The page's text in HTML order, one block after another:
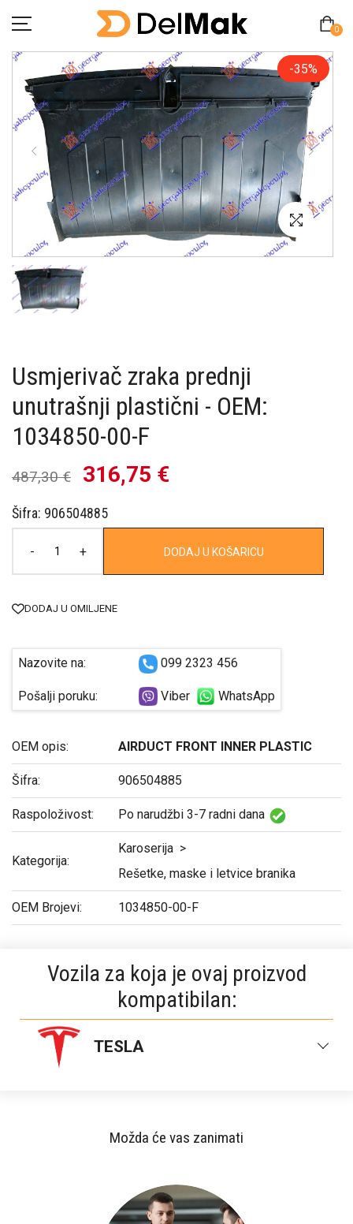
0
Početna
O Nama
Pitanja
Zamjena proizvoda
MY ACCOUNT
-35%
Usmjerivač zraka prednji
unutrašnji plastični - OEM:
1034850-00-F
487,30 € 316,75 €
Šifra: 906504885
- + DODAJ U KOŠARICU
DODAJ U OMILJENE
Nazovite na: 099 2323 456
Pošalji poruku: Viber WhatsApp
OEM opis: AIRDUCT FRONT INNER PLASTIC
Šifra: 906504885
Raspoloživost: Po narudžbi 3-7 radni dana
Kategorija:
Karoserija >
Rešetke, maske i letvice branika
OEM Brojevi: 1034850-00-F
Vozila za koja je ovaj proizvod
kompatibilan:
TESLA
Možda će vas zanimati